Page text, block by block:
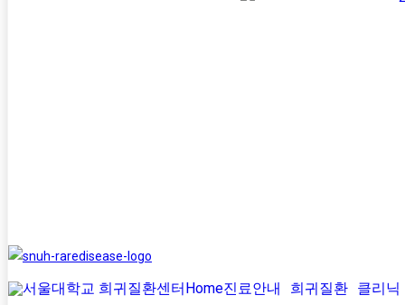
Home진료안내 희귀질환 클리닉